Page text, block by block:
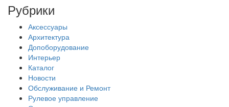
Рубрики
Аксессуары
Архитектура
Допоборудование
Интерьер
Каталог
Новости
Обслуживание и Ремонт
Рулевое управление